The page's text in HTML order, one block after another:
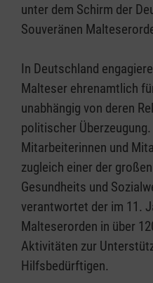
unter dem Schirm der
Souveränen
In Deutschland
Malteser ehrenamtlich
unabhängig von deren
politischer
Mitarbeiterinnen und
zugleich einer der
Gesundheits und
verantwortet der im 11.
Malteserorden in über
Aktivitäten zur
Hilfsbedürftigen.